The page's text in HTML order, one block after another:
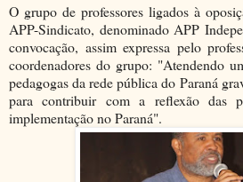
O grupo de professores ligados à
APP-Sindicato, denominado APP
convocação, assim expressa pelo
coordenadores do grupo: "Atendendo
pedagogas da rede pública do Paraná
para contribuir com a reflexão das
implementação no Paraná".